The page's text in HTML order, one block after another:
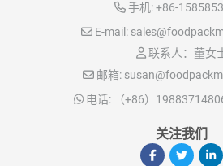
手机: +86-
E-mail:
联系人：董女
邮箱:
电话:
（+86）
关注我们